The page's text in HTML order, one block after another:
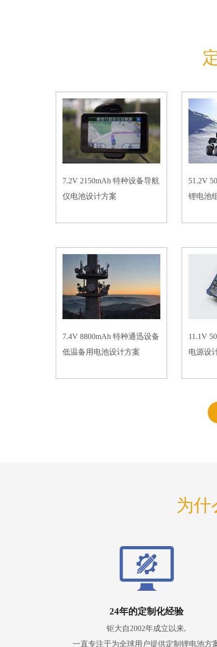
7.2V 2150mAh 特种设备导航
仪电池设计方案
51.2V
锂电池
7.4V 8800mAh 特种通迅设备
低温备用电池设计方案
11.1V
电源设
为什
24年的定制化经验
钜大自2002年成立以来,
一直专注于为全球用户提供定制锂电池方